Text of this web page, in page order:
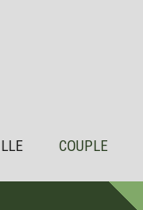
COUPLE